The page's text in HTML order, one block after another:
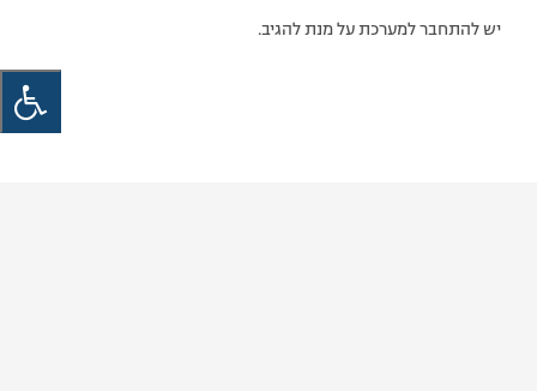
יש להתחבר למערכת על מנת להגיב.